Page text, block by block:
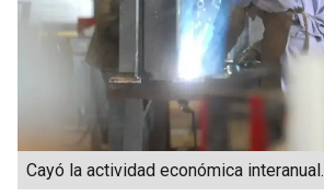
Cayó la actividad económica interanual.